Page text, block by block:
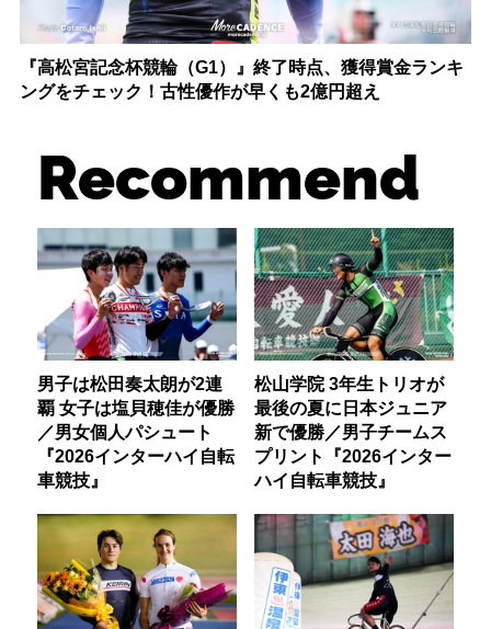
『高松宮記念杯競輪（G1）』終了時点、獲得賞金ランキ
ングをチェック！古性優作が早くも2億円超え
Recommend
男子は松田奏太朗が2連
覇 女子は塩貝穂佳が優勝
／男女個人パシュート
『2026インターハイ自転
車競技』
松山学院 3年生トリオが
最後の夏に日本ジュニア
新で優勝／男子チームス
プリント『2026インター
ハイ自転車競技』